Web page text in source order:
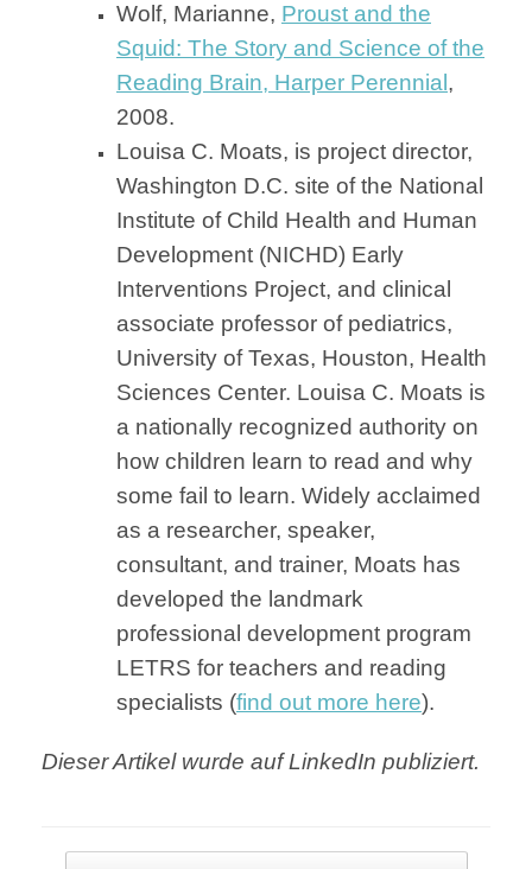
Wolf, Marianne, Proust and the
Squid: The Story and Science of the
Reading Brain, Harper Perennial ,
2008.
Louisa C. Moats, is project director,
Washington D.C. site of the National
Institute of Child Health and Human
Development (NICHD) Early
Interventions Project, and clinical
associate professor of pediatrics,
University of Texas, Houston, Health
Sciences Center. Louisa C. Moats is
a nationally recognized authority on
how children learn to read and why
some fail to learn. Widely acclaimed
as a researcher, speaker,
consultant, and trainer, Moats has
developed the landmark
professional development program
LETRS for teachers and reading
specialists (find out more here).
Dieser Artikel wurde auf LinkedIn publiziert.